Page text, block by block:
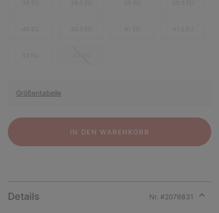
Größentabelle
IN DEN WARENKORB
Details Nr. #2076831